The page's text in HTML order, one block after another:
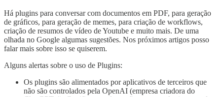
Há plugins para conversar com documentos em PDF, para geração
de gráficos, para geração de memes, para criação de workflows,
criação de resumos de vídeo de Youtube e muito mais. De uma
olhada no Google algumas sugestões. Nos próximos artigos posso
falar mais sobre isso se quiserem.
Alguns alertas sobre o uso de Plugins:
Os plugins são alimentados por aplicativos de terceiros que
não são controlados pela OpenAI (empresa criadora do